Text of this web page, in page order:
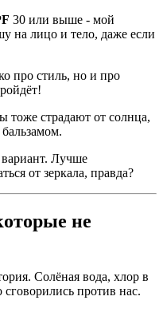
30 или выше - мой
на лицо и тело, даже если
про стиль, но и про
тоже страдают от солнца,
вариант. Лучше
от зеркала, правда?
не
Солёная вода, хлор в
сговорились против нас.